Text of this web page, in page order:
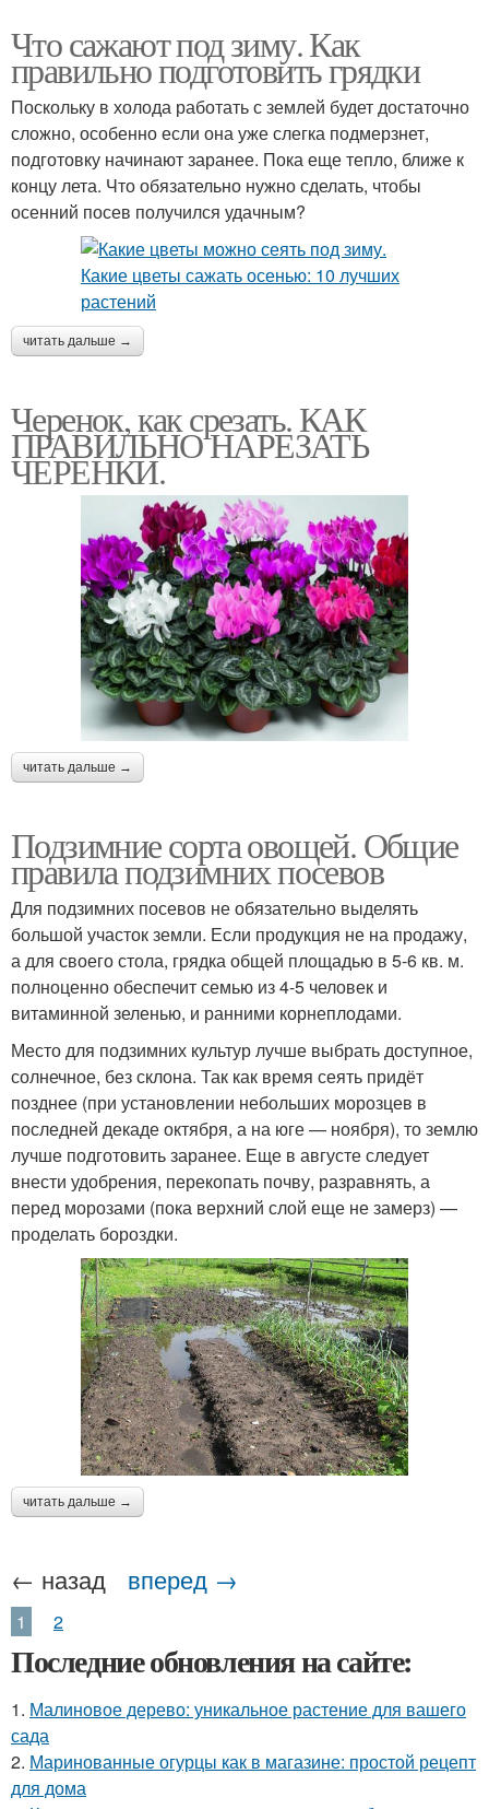
Что сажают под зиму. Как
правильно подготовить грядки
Поскольку в холода работать с землей будет достаточно
сложно, особенно если она уже слегка подмерзнет,
подготовку начинают заранее. Пока еще тепло, ближе к
концу лета. Что обязательно нужно сделать, чтобы
осенний посев получился удачным?
читать дальше →
Черенок, как срезать. КАК
ПРАВИЛЬНО НАРЕЗАТЬ
ЧЕРЕНКИ.
читать дальше →
Подзимние сорта овощей. Общие
правила подзимних посевов
Для подзимних посевов не обязательно выделять
большой участок земли. Если продукция не на продажу,
а для своего стола, грядка общей площадью в 5-6 кв. м.
полноценно обеспечит семью из 4-5 человек и
витаминной зеленью, и ранними корнеплодами.
Место для подзимних культур лучше выбрать доступное,
солнечное, без склона. Так как время сеять придёт
позднее (при установлении небольших морозцев в
последней декаде октября, а на юге — ноября), то землю
лучше подготовить заранее. Еще в августе следует
внести удобрения, перекопать почву, разравнять, а
перед морозами (пока верхний слой еще не замерз) —
проделать бороздки.
читать дальше →
← назад вперед →
1 2
Последние обновления на сайте:
1. Малиновое дерево: уникальное растение для вашего
сада
2. Маринованные огурцы как в магазине: простой рецепт
для дома